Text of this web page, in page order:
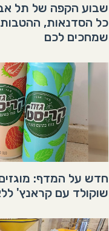
שבוע הקפה של תל
כל הסדנאות, ההטבות
שמחכים לכם
חדש על המדף: מוגזים
שוקולד עם קראנץ'